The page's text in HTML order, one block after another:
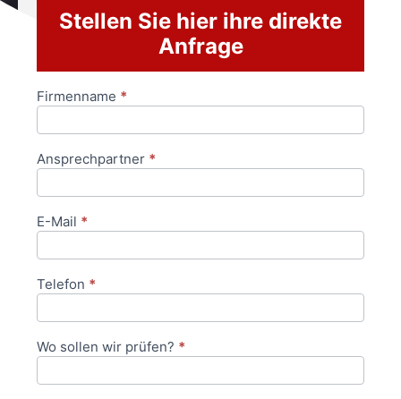
Stellen Sie hier ihre direkte
Anfrage
Anfrageformular
Firmenname *
Ansprechpartner *
E-Mail *
Telefon *
Wo sollen wir prüfen? *